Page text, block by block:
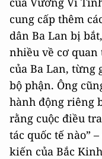
cung cấp thêm
dân Ba Lan bị
nhiều về cơ
của Ba Lan, từng
bộ phận. Ông
hành động riêng
rằng cuộc điều
tác quốc tế nào”
kiến của Bắc